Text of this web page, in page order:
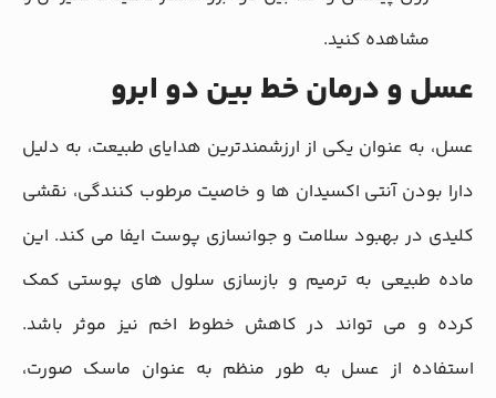
مشاهده کنید.
عسل و درمان خط بین دو ابرو
عسل، به عنوان یکی از ارزشمندترین هدایای طبیعت، به دلیل
دارا بودن آنتی‌ اکسیدان‌ ها و خاصیت مرطوب‌ کنندگی، نقشی
کلیدی در بهبود سلامت و جوانسازی پوست ایفا می‌ کند. این
ماده طبیعی به ترمیم و بازسازی سلول‌ های پوستی کمک
کرده و می‌ تواند در کاهش خطوط اخم نیز موثر باشد.
استفاده از عسل به طور منظم به عنوان ماسک صورت،